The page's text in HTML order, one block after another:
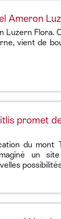
Ameron
Luzern Flora.
vient de
promet
du mont
un